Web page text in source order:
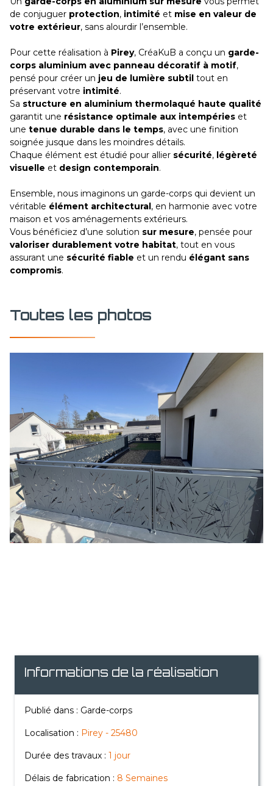
de conjuguer protection, intimité et mise en valeur de
votre extérieur, sans alourdir l’ensemble.
Pour cette réalisation à Pirey, CréaKuB a conçu un garde-
corps aluminium avec panneau décoratif à motif,
pensé pour créer un jeu de lumière subtil tout en
préservant votre intimité.
Sa structure en aluminium thermolaqué haute qualité
garantit une résistance optimale aux intempéries et
une tenue durable dans le temps, avec une finition
soignée jusque dans les moindres détails.
Chaque élément est étudié pour allier sécurité, légèreté
visuelle et design contemporain.
Ensemble, nous imaginons un garde-corps qui devient un
véritable élément architectural, en harmonie avec votre
maison et vos aménagements extérieurs.
Vous bénéficiez d’une solution sur mesure, pensée pour
valoriser durablement votre habitat, tout en vous
assurant une sécurité fiable et un rendu élégant sans
compromis.
Toutes les photos
Informations de la réalisation
Publié dans : Garde-corps
Localisation : Pirey - 25480
Durée des travaux : 1 jour
Délais de fabrication : 8 Semaines